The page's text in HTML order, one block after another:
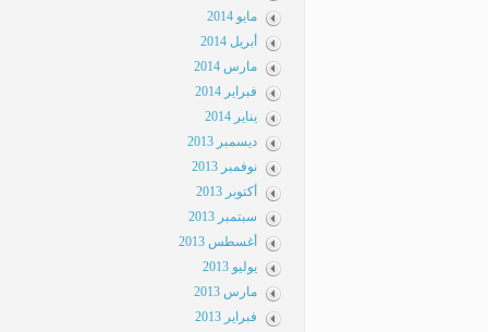
مايو 2014
أبريل 2014
مارس 2014
فبراير 2014
يناير 2014
ديسمبر 2013
نوفمبر 2013
أكتوبر 2013
سبتمبر 2013
أغسطس 2013
يوليو 2013
مارس 2013
فبراير 2013